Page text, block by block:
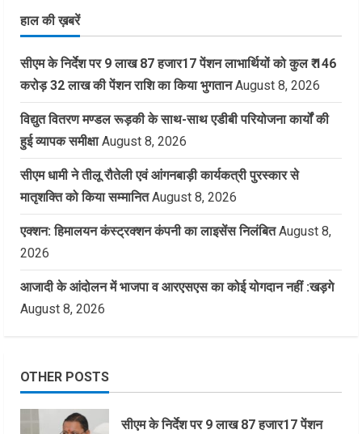
हाल की ख़बरें
सीएम के निर्देश पर 9 लाख 87 हजार17 पेंशन लाभार्थियों को कुल ₹ 146
करोड़ 32 लाख की पेंशन राशि का किया भुगतान August 8, 2026
विद्युत वितरण मण्डल रूड़की के साथ-साथ एडीबी परियोजना कार्यों की
हुई व्यापक समीक्षा August 8, 2026
सीएम धामी ने तीलू रौतेली एवं आंगनबाड़ी कार्यकत्री पुरस्कार से
मातृशक्ति को किया सम्मानित August 8, 2026
एक्शन: हिमालयन कंस्ट्रक्शन कंपनी का लाइसेंस निलंबित August 8,
2026
आजादी के आंदोलन में भाजपा व आरएसएस का कोई योगदान नहीं :खड़गे
August 8, 2026
OTHER POSTS
सीएम के निर्देश पर 9 लाख 87 हजार17 पेंशन